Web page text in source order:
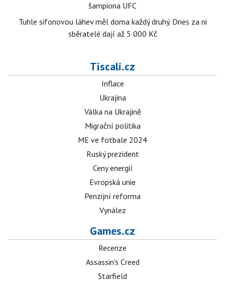
šampiona UFC
Tuhle sifonovou láhev měl doma každý druhý. Dnes za ni
sběratelé dají až 5 000 Kč
Tiscali.cz
Inflace
Ukrajina
Válka na Ukrajině
Migrační politika
ME ve fotbale 2024
Ruský prezident
Ceny energií
Evropská unie
Penzijní reforma
Vynález
Games.cz
Recenze
Assassin's Creed
Starfield